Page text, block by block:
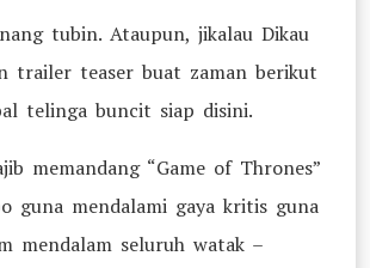
tubin. Ataupun, jikalau Dikau
trailer teaser buat zaman berikut
telinga buncit siap disini.
memandang “Game of Thrones”
guna mendalami gaya kritis guna
mendalam seluruh watak –